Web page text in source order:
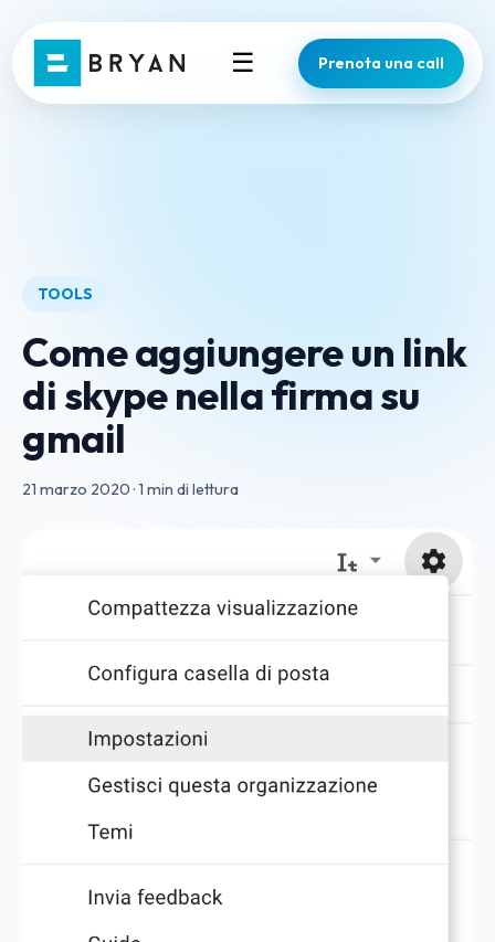
☰ Prenota una call
TOOLS
Come aggiungere un link
di skype nella firma su
gmail
21 marzo 2020·1 min di lettura